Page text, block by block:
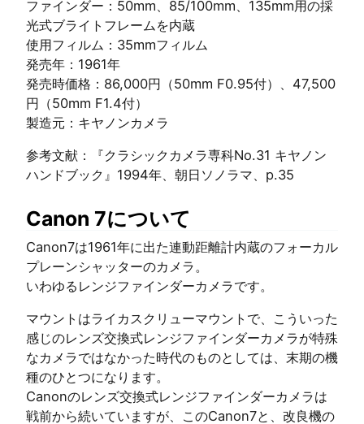
ファインダー：50mm、85/100mm、135mm用の採
光式ブライトフレームを内蔵
使用フィルム：35mmフィルム
発売年：1961年
発売時価格：86,000円（50mm F0.95付）、47,500
円（50mm F1.4付）
製造元：キヤノンカメラ
参考文献：『クラシックカメラ専科No.31 キヤノン
ハンドブック』1994年、朝日ソノラマ、p.35
Canon 7について
Canon7は1961年に出た連動距離計内蔵のフォーカル
プレーンシャッターのカメラ。
いわゆるレンジファインダーカメラです。
マウントはライカスクリューマウントで、こういった
感じのレンズ交換式レンジファインダーカメラが特殊
なカメラではなかった時代のものとしては、末期の機
種のひとつになります。
Canonのレンズ交換式レンジファインダーカメラは
戦前から続いていますが、このCanon7と、改良機の